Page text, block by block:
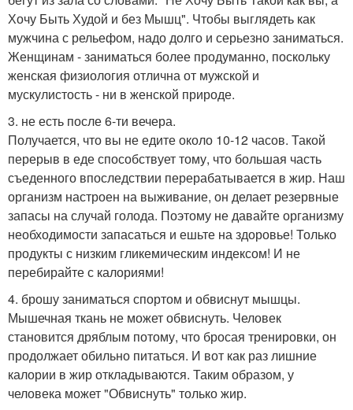
Хочу Быть Худой и без Мышц". Чтобы выглядеть как
мужчина с рельефом, надо долго и серьезно заниматься.
Женщинам - заниматься более продуманно, поскольку
женская физиология отлична от мужской и
мускулистость - ни в женской природе.
3. не есть после 6-ти вечера.
Получается, что вы не едите около 10-12 часов. Такой
перерыв в еде способствует тому, что большая часть
съеденного впоследствии перерабатывается в жир. Наш
организм настроен на выживание, он делает резервные
запасы на случай голода. Поэтому не давайте организму
необходимости запасаться и ешьте на здоровье! Только
продукты с низким гликемическим индексом! И не
перебирайте с калориями!
4. брошу заниматься спортом и обвиснут мышцы.
Мышечная ткань не может обвиснуть. Человек
становится дряблым потому, что бросая тренировки, он
продолжает обильно питаться. И вот как раз лишние
калории в жир откладываются. Таким образом, у
человека может "Обвиснуть" только жир.